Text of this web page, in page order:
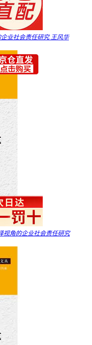
业社会责任研究 王风华
视角的企业社会责任研究